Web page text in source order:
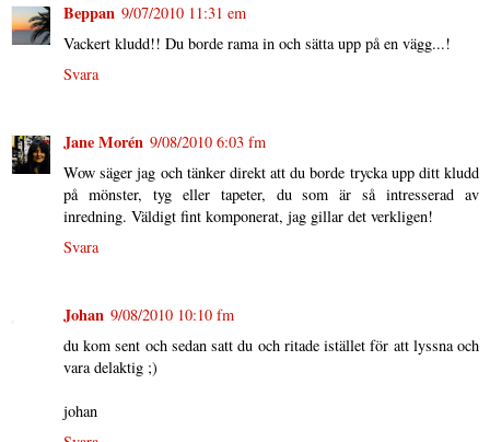
Beppan 9/07/2010 11:31 em
Vackert kludd!! Du borde rama in och sätta upp på en vägg...!
Svara
Jane Morén 9/08/2010 6:03 fm
Wow säger jag och tänker direkt att du borde trycka upp ditt kludd
på mönster, tyg eller tapeter, du som är så intresserad av
inredning. Väldigt fint komponerat, jag gillar det verkligen!
Svara
Johan 9/08/2010 10:10 fm
du kom sent och sedan satt du och ritade istället för att lyssna och
vara delaktig ;)
johan